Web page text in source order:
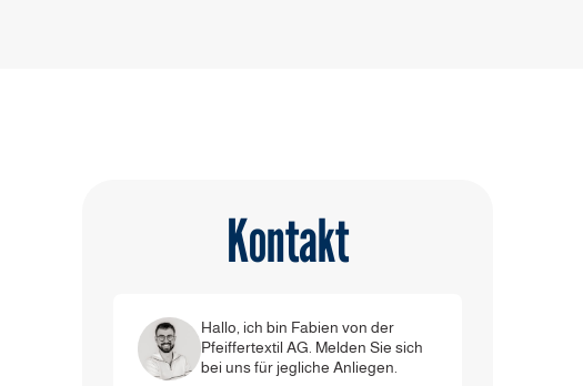
Kontakt
Hallo, ich bin Fabien von der
Pfeiffertextil AG. Melden Sie sich
bei uns für jegliche Anliegen.